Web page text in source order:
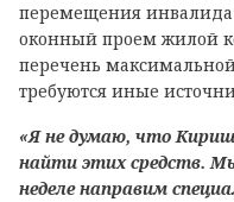
перемещения инвалида
оконный проем жилой
перечень
требуются иные
«Я не думаю, что
найти этих средств.
неделе направим